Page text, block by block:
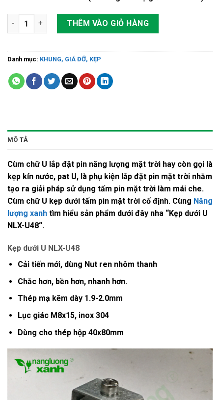
Pát U / Kẹp U / Ngàm U dưới cho sắt hộp 48 loại kẽm số lượng
THÊM VÀO GIỎ HÀNG
Danh mục: KHUNG, GIÁ ĐỠ, KẸP
MÔ TẢ
Cùm chữ U lắp đặt pin năng lượng mặt trời hay còn gọi là
kẹp kín nước, pat U, là phụ kiện lắp đặt pin mặt trời nhằm
tạo ra giải pháp sử dụng tấm pin mặt trời làm mái che.
Cùm chữ U kẹp dưới tấm pin mặt trời cố định. Cùng Năng
lượng xanh tìm hiểu sản phẩm dưới đây nha “Kẹp dưới U
NLX-U48“.
Kẹp dưới U NLX-U48
Cải tiến mới, dùng Nut ren nhôm thanh
Chắc hơn, bền hơn, nhanh hơn.
Thép mạ kẽm dày 1.9-2.0mm
Lục giác M8x15, inox 304
Dùng cho thép hộp 40x80mm